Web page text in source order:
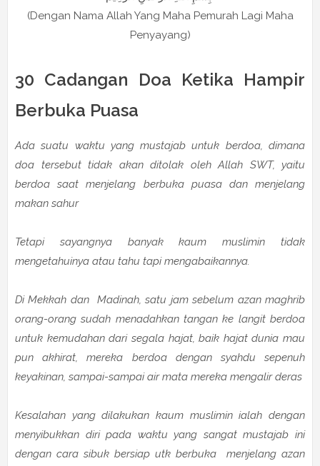
(Dengan Nama Allah Yang Maha Pemurah Lagi Maha
Penyayang)
30 Cadangan Doa Ketika Hampir
Berbuka Puasa
Ada suatu waktu yang mustajab untuk berdoa, dimana
doa tersebut tidak akan ditolak oleh Allah SWT, yaitu
berdoa saat menjelang berbuka puasa dan menjelang
makan sahur
Tetapi sayangnya banyak kaum muslimin tidak
mengetahuinya atau tahu tapi mengabaikannya.
Di Mekkah dan Madinah, satu jam sebelum azan maghrib
orang-orang sudah menadahkan tangan ke langit berdoa
untuk kemudahan dari segala hajat, baik hajat dunia mau
pun akhirat, mereka berdoa dengan syahdu sepenuh
keyakinan, sampai-sampai air mata mereka mengalir deras
Kesalahan yang dilakukan kaum muslimin ialah dengan
menyibukkan diri pada waktu yang sangat mustajab ini
dengan cara sibuk bersiap utk berbuka menjelang azan